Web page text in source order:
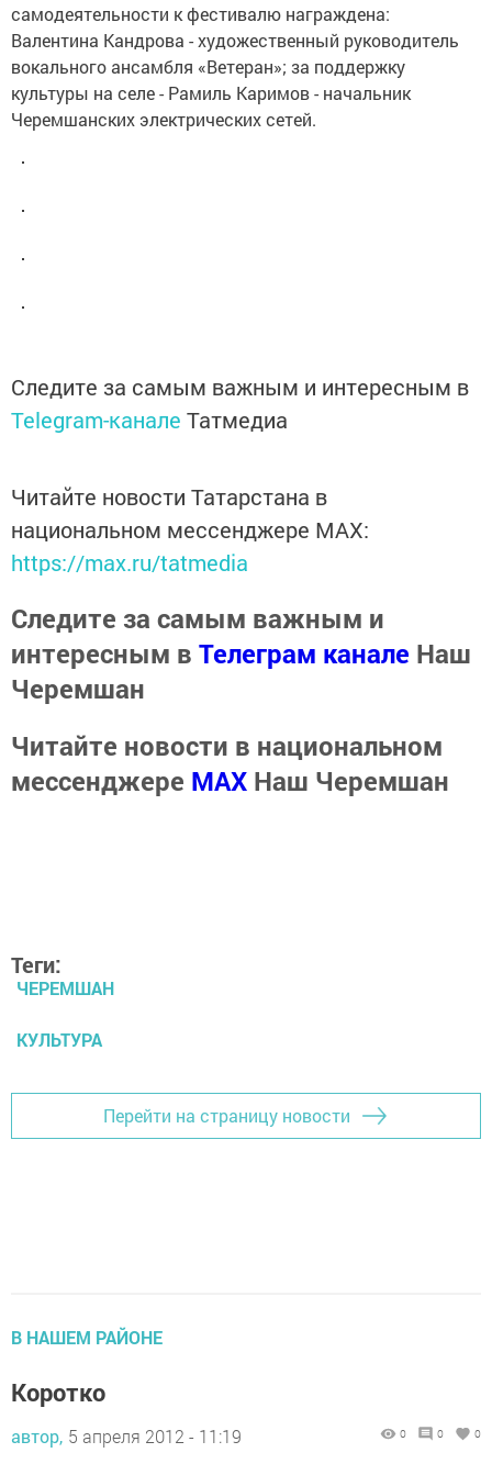
самодеятельности к фестивалю награждена:
Валентина Кандрова - художественный руководитель
вокального ансамбля «Ветеран»; за поддержку
культуры на селе - Рамиль Каримов - начальник
Черемшанских электрических сетей.
Следите за самым важным и интересным в
Telegram-канале Татмедиа
Читайте новости Татарстана в
национальном мессенджере MАХ:
https://max.ru/tatmedia
Следите за самым важным и
интересным в Телеграм канале Наш
Черемшан
Читайте новости в национальном
мессенджере MАХ Наш Черемшан
Теги:
ЧЕРЕМШАН
КУЛЬТУРА
Перейти на страницу новости
В НАШЕМ РАЙОНЕ
Коротко
автор, 5 апреля 2012 - 11:19 0 0 0